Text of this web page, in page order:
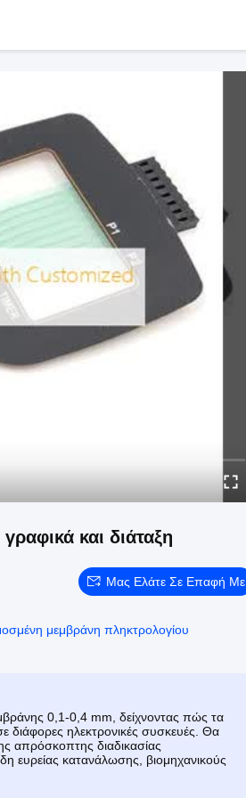
και διάταξη
Μας Ελάτε Σε Επαφή Με
μεμβράνη πληκτρολογίου
0,1-0,4 mm, δείχνοντας πώς τα
διάφορες ηλεκτρονικές συσκευές. Θα
απρόσκοπτης διαδικασίας
ευρείας κατανάλωσης, βιομηχανικούς